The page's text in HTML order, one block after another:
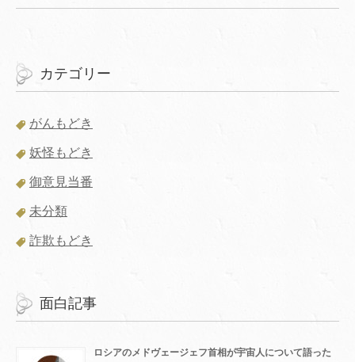
カテゴリー
がんもどき
妖怪もどき
御意見当番
未分類
詐欺もどき
面白記事
ロシアのメドヴェージェフ首相が宇宙人について語った